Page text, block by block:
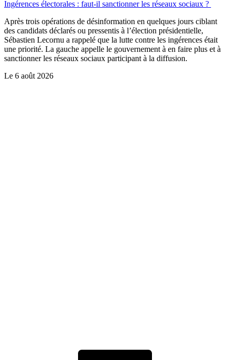
Ingérences électorales : faut-il sanctionner les réseaux sociaux ?
Après trois opérations de désinformation en quelques jours ciblant
des candidats déclarés ou pressentis à l’élection présidentielle,
Sébastien Lecornu a rappelé que la lutte contre les ingérences était
une priorité. La gauche appelle le gouvernement à en faire plus et à
sanctionner les réseaux sociaux participant à la diffusion.
Le 6 août 2026